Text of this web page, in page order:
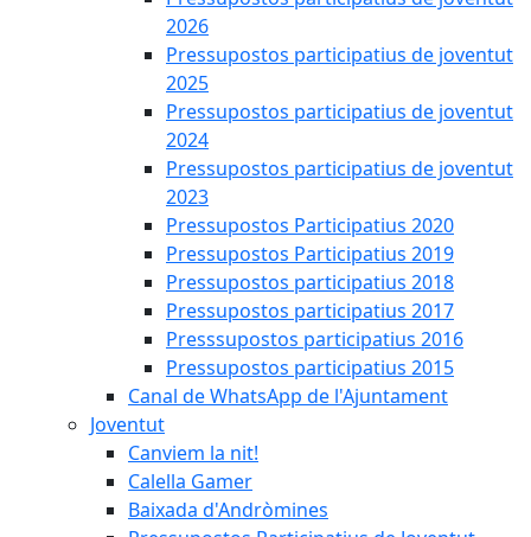
2026
Pressupostos participatius de joventut
2025
Pressupostos participatius de joventut
2024
Pressupostos participatius de joventut
2023
Pressupostos Participatius 2020
Pressupostos Participatius 2019
Pressupostos participatius 2018
Pressupostos participatius 2017
Presssupostos participatius 2016
Pressupostos participatius 2015
Canal de WhatsApp de l'Ajuntament
Joventut
Canviem la nit!
Calella Gamer
Baixada d'Andròmines